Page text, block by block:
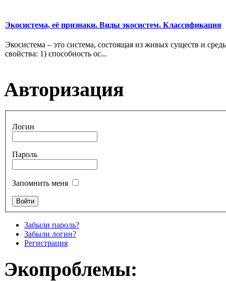
Экосистема, её признаки. Виды экосистем. Классификация
Экосистема – это система, состоящая из живых существ и
свойства: 1) способность ос...
Авторизация
Логин
Пароль
Запомнить меня
Забыли пароль?
Забыли логин?
Регистрация
Экопроблемы: